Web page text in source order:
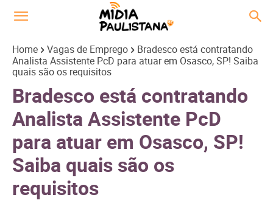
Home Vagas de Emprego
Bradesco está contratando
Analista Assistente PcD para atuar em Osasco, SP! Saiba
quais são os requisitos
Bradesco está contratando
Analista Assistente PcD
para atuar em Osasco, SP!
Saiba quais são os
requisitos